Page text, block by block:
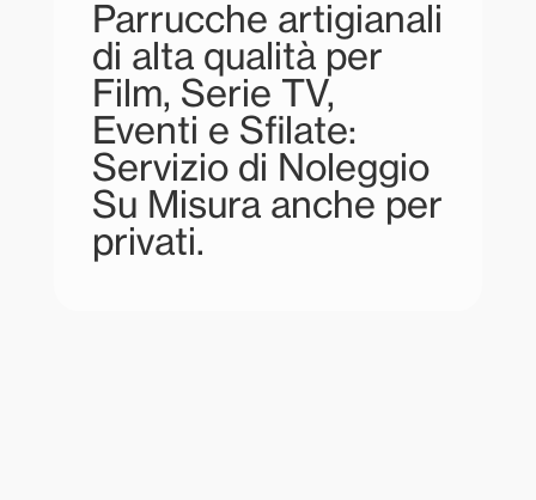
Parrucche artigianali
di alta qualità per
Film, Serie TV,
Eventi e Sfilate:
Servizio di Noleggio
Su Misura anche per
privati.